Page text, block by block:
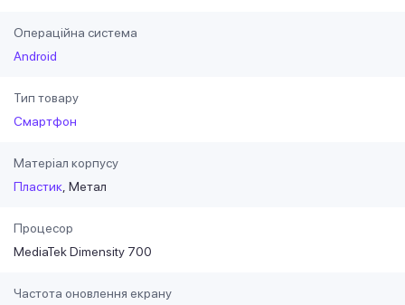
Операційна система
Android
Тип товару
Смартфон
Матеріал корпусу
Пластик Метал
Процесор
MediaTek Dimensity 700
Частота оновлення екрану